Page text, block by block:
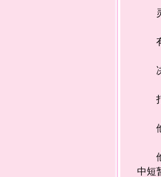
灵
有
决
打
他
他
中短